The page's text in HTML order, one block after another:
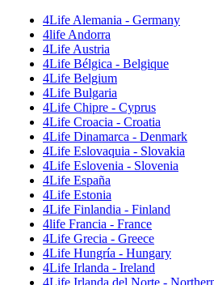
4Life Alemania - Germany
4life Andorra
4Life Austria
4Life Bélgica - Belgique
4Life Belgium
4Life Bulgaria
4Life Chipre - Cyprus
4Life Croacia - Croatia
4Life Dinamarca - Denmark
4Life Eslovaquia - Slovakia
4Life Eslovenia - Slovenia
4Life España
4Life Estonia
4Life Finlandia - Finland
4life Francia - France
4Life Grecia - Greece
4Life Hungría - Hungary
4Life Irlanda - Ireland
4Life Irlanda del Norte -